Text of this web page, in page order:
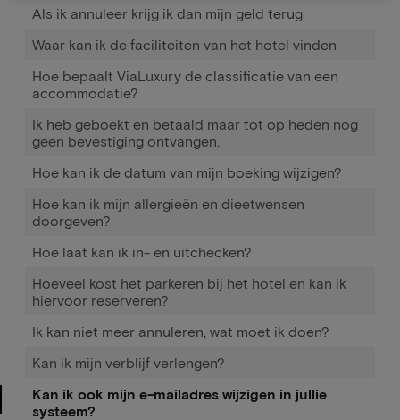
Als ik annuleer krijg ik dan mijn geld terug
Waar kan ik de faciliteiten van het hotel vinden
Hoe bepaalt ViaLuxury de classificatie van een
accommodatie?
Ik heb geboekt en betaald maar tot op heden nog
geen bevestiging ontvangen.
Hoe kan ik de datum van mijn boeking wijzigen?
Hoe kan ik mijn allergieën en dieetwensen
doorgeven?
Hoe laat kan ik in- en uitchecken?
Hoeveel kost het parkeren bij het hotel en kan ik
hiervoor reserveren?
Ik kan niet meer annuleren, wat moet ik doen?
Kan ik mijn verblijf verlengen?
Kan ik ook mijn e-mailadres wijzigen in jullie
systeem?